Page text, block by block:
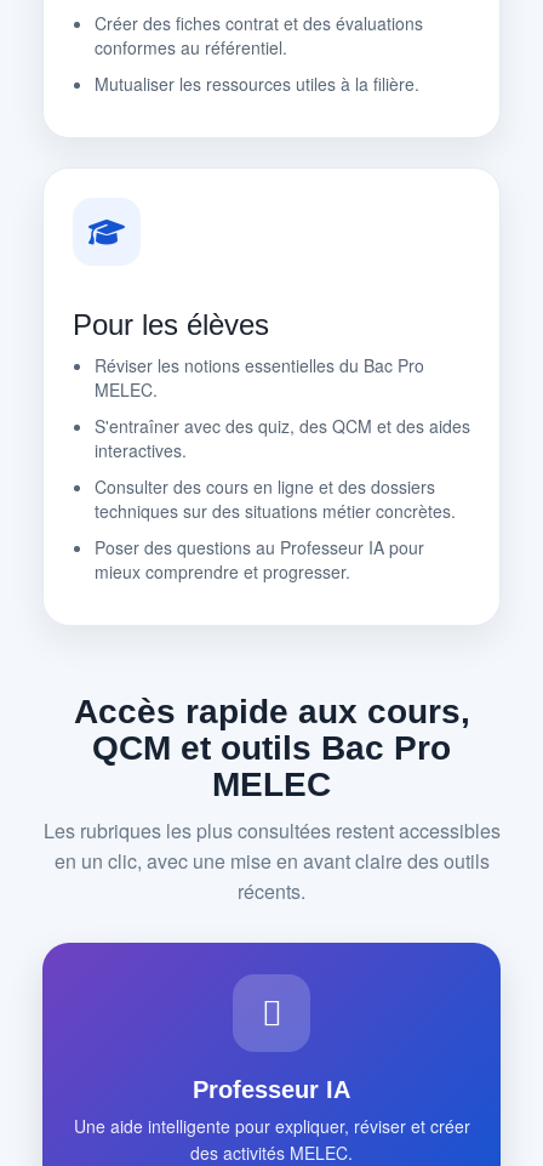
Créer des fiches contrat et des évaluations
conformes au référentiel.
Mutualiser les ressources utiles à la filière.
Pour les élèves
Réviser les notions essentielles du Bac Pro
MELEC.
S'entraîner avec des quiz, des QCM et des aides
interactives.
Consulter des cours en ligne et des dossiers
techniques sur des situations métier concrètes.
Poser des questions au Professeur IA pour
mieux comprendre et progresser.
Accès rapide aux cours,
QCM et outils Bac Pro
MELEC
Les rubriques les plus consultées restent accessibles
en un clic, avec une mise en avant claire des outils
récents.
Professeur IA
Une aide intelligente pour expliquer, réviser et créer
des activités MELEC.